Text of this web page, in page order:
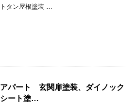
トタン屋根塗装 …
アパート 玄関扉塗装、ダイノック
シート塗…